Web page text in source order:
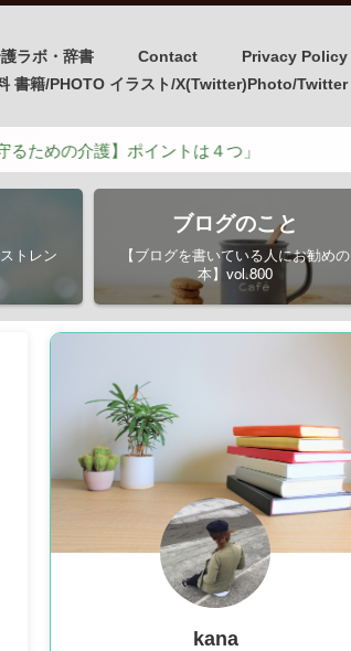
ラボ・辞書 Contact
Privacy Policy
書籍/PHOTO イラスト/X(Twitter)Photo/Twitter
介護】ポイントは４つ」
トレン
ブログのこと
【ブログを書いている人にお勧めの
本】vol.800
kana